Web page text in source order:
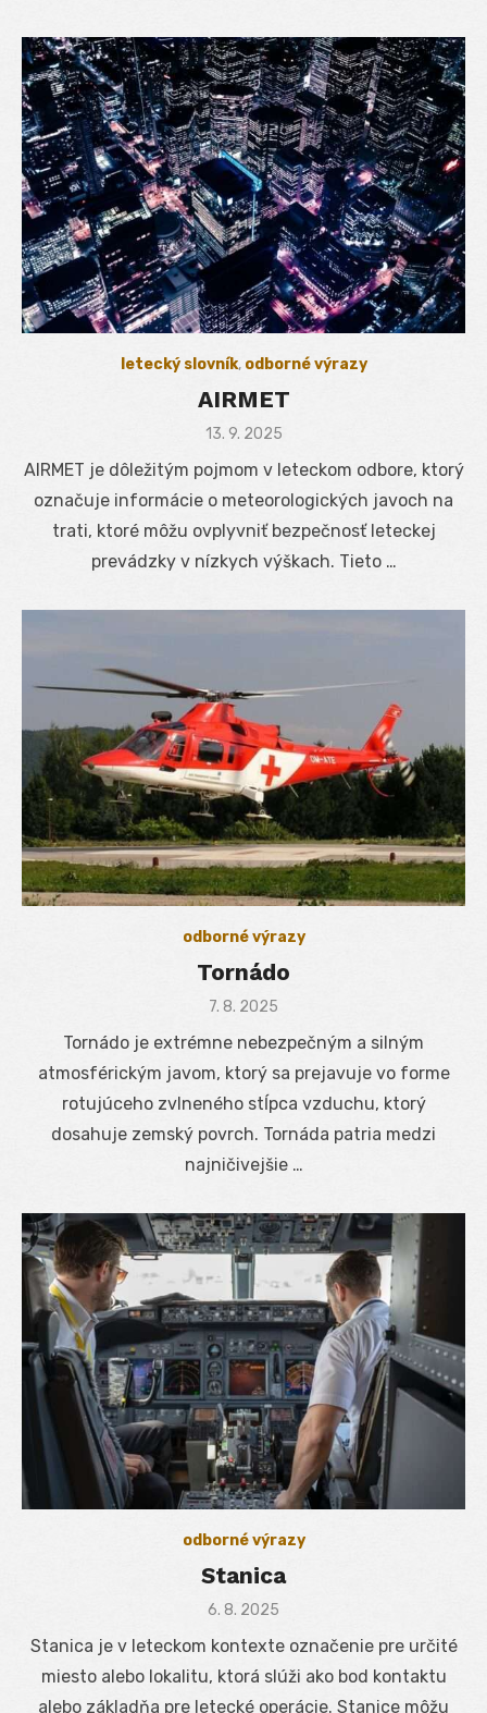
letecký slovník, odborné výrazy
AIRMET
Posted
13. 9. 2025
AIRMET je dôležitým pojmom v leteckom odbore, ktorý
označuje informácie o meteorologických javoch na
trati, ktoré môžu ovplyvniť bezpečnosť leteckej
prevádzky v nízkych výškach. Tieto …
odborné výrazy
Tornádo
Posted
7. 8. 2025
Tornádo je extrémne nebezpečným a silným
atmosférickým javom, ktorý sa prejavuje vo forme
rotujúceho zvlneného stĺpca vzduchu, ktorý
dosahuje zemský povrch. Tornáda patria medzi
najničivejšie …
odborné výrazy
Stanica
Posted
6. 8. 2025
Stanica je v leteckom kontexte označenie pre určité
miesto alebo lokalitu, ktorá slúži ako bod kontaktu
alebo základňa pre letecké operácie. Stanice môžu